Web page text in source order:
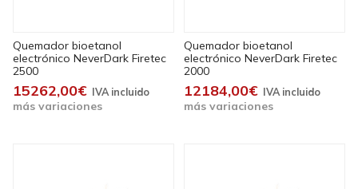
Quemador bioetanol
electrónico NeverDark Firetec
2500
15262,00€
más variaciones
Quemador bioetanol
electrónico NeverDark Firetec
2000
12184,00€
más variaciones